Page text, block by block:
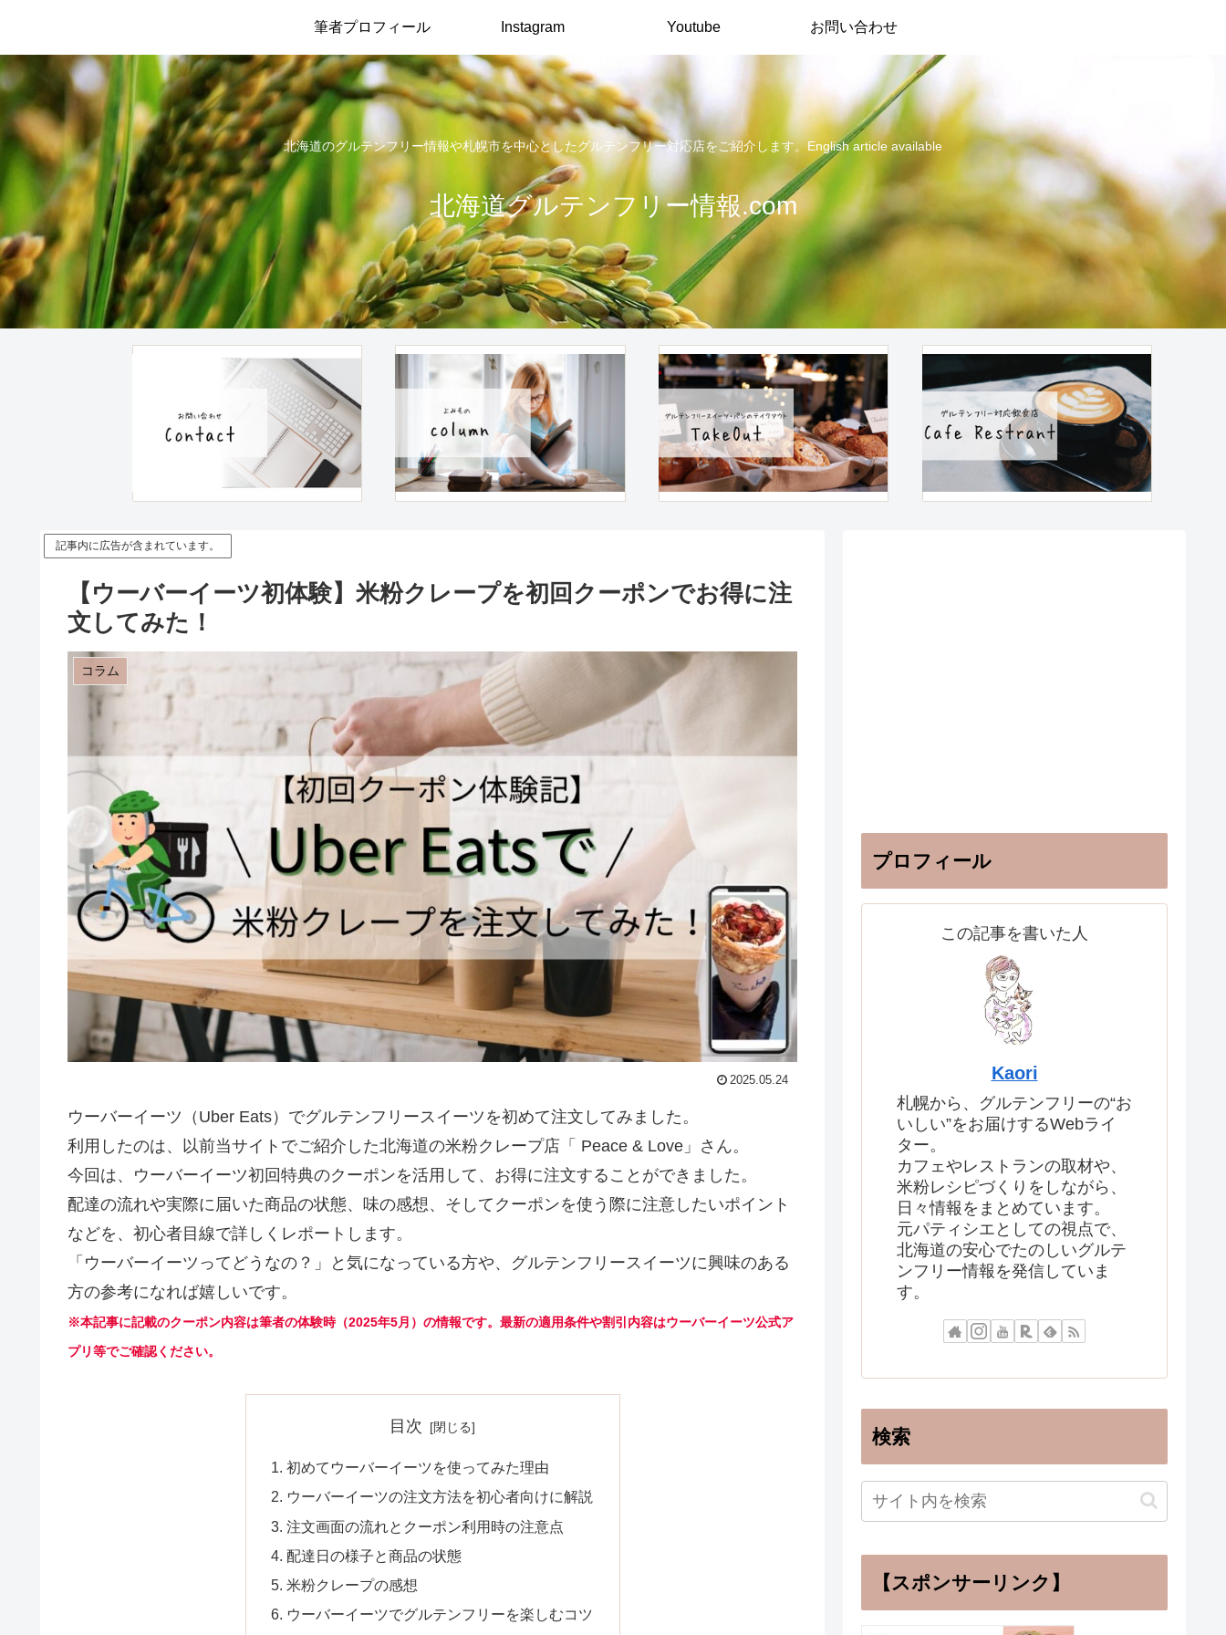
北海道のグルテンフリー情報や札幌市を中心としたグルテンフリー対応店をご紹介します。English article available
北海道グルテンフリー情報.com
筆者プロフィール Instagram Youtube お問い合わせ
記事内に広告が含まれています。
【ウーバーイーツ初体験】米粉クレープを初回クーポンでお得に注
文してみた！
コラム
2025.05.24
ウーバーイーツ（Uber Eats）でグルテンフリースイーツを初めて注文してみました。
利用したのは、以前当サイトでご紹介した北海道の米粉クレープ店「 Peace & Love」さん。
今回は、ウーバーイーツ初回特典のクーポンを活用して、お得に注文することができました。
配達の流れや実際に届いた商品の状態、味の感想、そしてクーポンを使う際に注意したいポイント
などを、初心者目線で詳しくレポートします。
「ウーバーイーツってどうなの？」と気になっている方や、グルテンフリースイーツに興味のある
方の参考になれば嬉しいです。
※本記事に記載のクーポン内容は筆者の体験時（2025年5月）の情報です。最新の適用条件や割引内容はウーバーイーツ公式ア
プリ等でご確認ください。
目次
初めてウーバーイーツを使ってみた理由
ウーバーイーツの注文方法を初心者向けに解説
注文画面の流れとクーポン利用時の注意点
配達日の様子と商品の状態
米粉クレープの感想
ウーバーイーツでグルテンフリーを楽しむコツ
プロフィール
この記事を書いた人
Kaori
札幌から、グルテンフリーの“お
いしい”をお届けするWebライ
ター。
カフェやレストランの取材や、
米粉レシピづくりをしながら、
日々情報をまとめています。
元パティシエとしての視点で、
北海道の安心でたのしいグルテ
ンフリー情報を発信していま
す。
検索
【スポンサーリンク】